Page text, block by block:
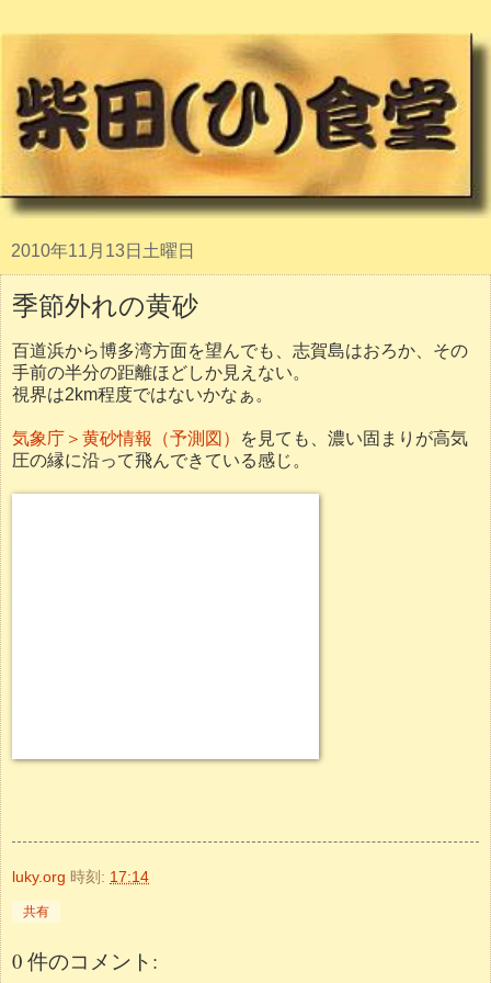
2010年11月13日土曜日
季節外れの黄砂
百道浜から博多湾方面を望んでも、志賀島はおろか、その
手前の半分の距離ほどしか見えない。
視界は2km程度ではないかなぁ。
気象庁＞黄砂情報（予測図）
を見ても、濃い固まりが高気
圧の縁に沿って飛んできている感じ。
luky.org 時刻: 17:14
共有
0 件のコメント: